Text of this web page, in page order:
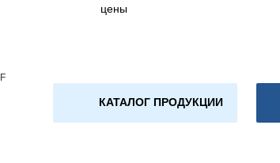
цены
КАТАЛОГ ПРОДУКЦИИ